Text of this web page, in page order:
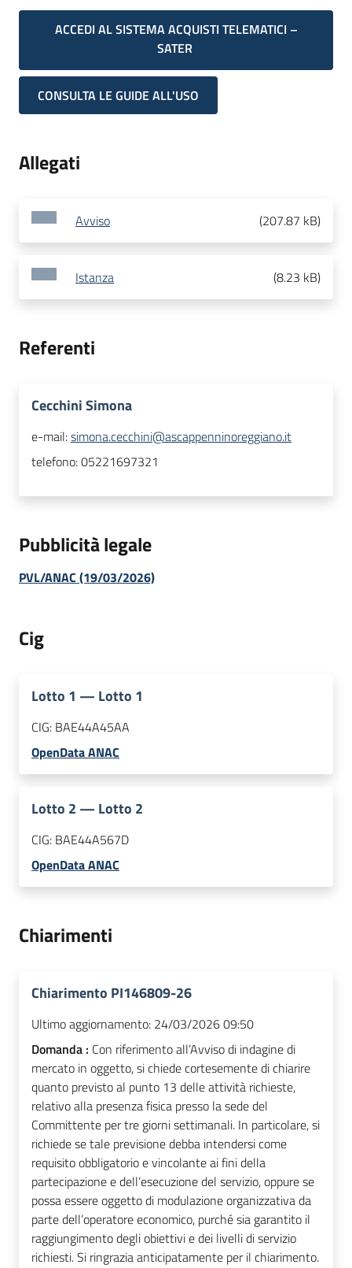
ACCEDI AL SISTEMA ACQUISTI TELEMATICI –
SATER
CONSULTA LE GUIDE ALL'USO
Allegati
Avviso (207.87 kB)
Istanza (8.23 kB)
Referenti
Cecchini Simona
e-mail:simona.cecchini@ascappenninoreggiano.it
telefono:05221697321
Pubblicità legale
PVL/ANAC (19/03/2026)
Cig
Lotto 1 — Lotto 1
CIG: BAE44A45AA
OpenData ANAC
Lotto 2 — Lotto 2
CIG: BAE44A567D
OpenData ANAC
Chiarimenti
Chiarimento PI146809-26
Ultimo aggiornamento: 24/03/2026 09:50
Domanda : Con riferimento all’Avviso di indagine di
mercato in oggetto, si chiede cortesemente di chiarire
quanto previsto al punto 13 delle attività richieste,
relativo alla presenza fisica presso la sede del
Committente per tre giorni settimanali. In particolare, si
richiede se tale previsione debba intendersi come
requisito obbligatorio e vincolante ai fini della
partecipazione e dell’esecuzione del servizio, oppure se
possa essere oggetto di modulazione organizzativa da
parte dell’operatore economico, purché sia garantito il
raggiungimento degli obiettivi e dei livelli di servizio
richiesti. Si ringrazia anticipatamente per il chiarimento.